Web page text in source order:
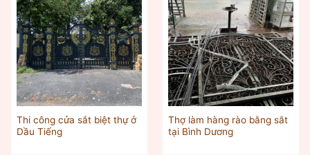
Thi công cửa sắt biệt thự ở
Dầu Tiếng
Thợ làm hàng rào bằng sắt
tại Bình Dương